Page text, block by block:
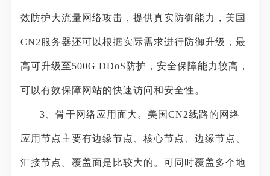
效防护大流量网络攻击，提供真实防御能力，美国
CN2服务器还可以根据实际需求进行防御升级，最
高可升级至500G DDoS防护，安全保障能力较高，
可以有效保障网站的快速访问和安全性。
3、骨干网络应用面大。美国CN2线路的网络
应用节点主要有边缘节点、核心节点、边缘节点、
汇接节点。覆盖面是比较大的。可同时覆盖多个地